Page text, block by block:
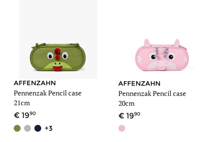
AFFENZAHN
Pennenzak Pencil case
21cm
1990
+3
AFFENZAHN
Pennenzak Pencil case
20cm
1990